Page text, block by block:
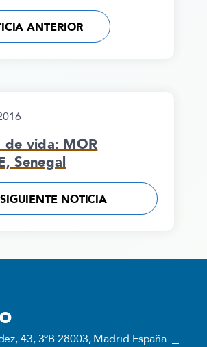
ANTERIOR
de vida: MOR
Senegal
SIGUIENTE NOTICIA
43, 3ºB 28003, Madrid España.